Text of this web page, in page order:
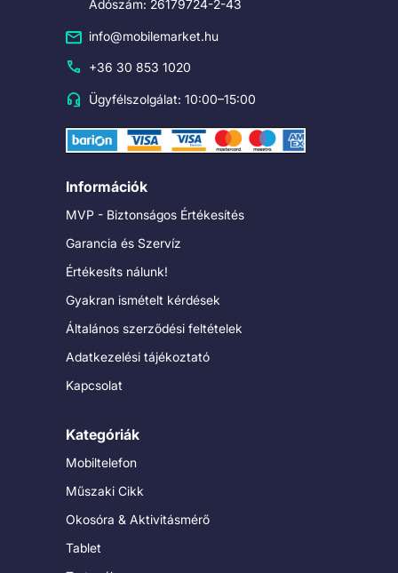
Adószám: 26179724-2-43
info@mobilemarket.hu
+36 30 853 1020
Ügyfélszolgálat: 10:00–15:00
Információk
MVP - Biztonságos Értékesítés
Garancia és Szervíz
Értékesíts nálunk!
Gyakran ismételt kérdések
Általános szerződési feltételek
Adatkezelési tájékoztató
Kapcsolat
Kategóriák
Mobiltelefon
Műszaki Cikk
Okosóra & Aktivitásmérő
Tablet